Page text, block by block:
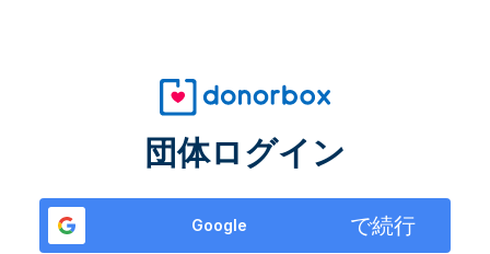
団体ログイン
Google で続行